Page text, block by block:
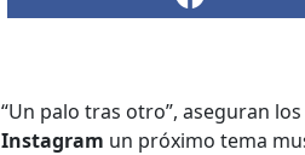
“Un palo tras otro”, aseguran
Instagram un próximo tema